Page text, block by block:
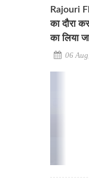
Rajouri
का दौरा
का लिया
06